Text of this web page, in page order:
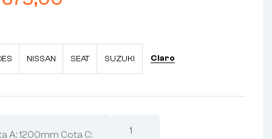
NISSAN SEAT SUZUKI Claro